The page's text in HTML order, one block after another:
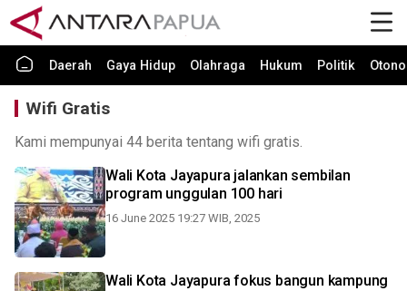
Daerah Gaya Hidup Olahraga Hukum Politik
Wifi Gratis
Kami mempunyai 44 berita tentang wifi gratis.
Wali Kota Jayapura jalankan sembilan
program unggulan 100 hari
16 June 2025 19:27 WIB, 2025
Wali Kota Jayapura fokus bangun kampung